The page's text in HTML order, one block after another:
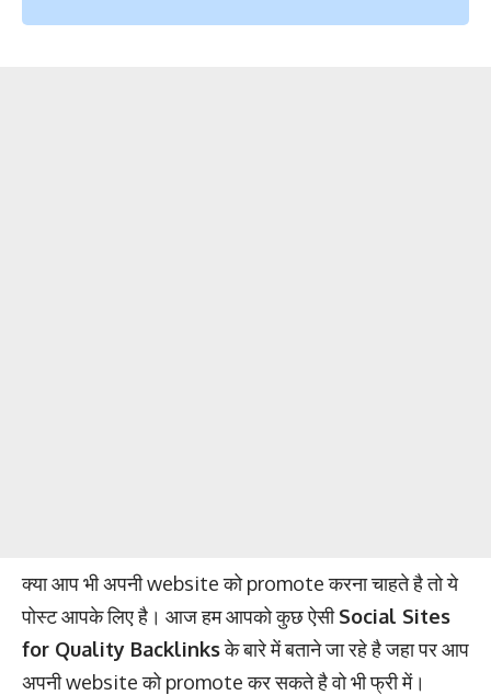
क्या आप भी अपनी website को promote करना चाहते है तो ये
पोस्ट आपके लिए है। आज हम आपको कुछ ऐसीSocial Sites
for Quality Backlinksके बारे में बताने जा रहे है जहा पर आप
अपनी website को promote कर सकते है वो भी फ्री में।